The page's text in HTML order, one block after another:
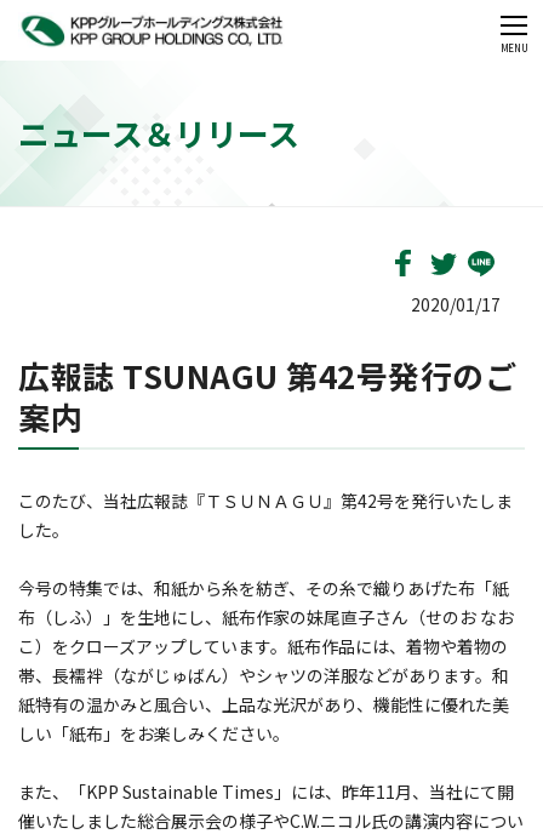
CLOSE
MENU
ニュース＆リリース
2020/01/17
広報誌 TSUNAGU 第42号発行のご
案内
このたび、当社広報誌『ＴＳＵＮＡＧＵ』第42号を発行いたしま
した。
今号の特集では、和紙から糸を紡ぎ、その糸で織りあげた布「紙
布（しふ）」を生地にし、紙布作家の妹尾直子さん（せのお なお
こ）をクローズアップしています。紙布作品には、着物や着物の
帯、長襦袢（ながじゅばん）やシャツの洋服などがあります。和
紙特有の温かみと風合い、上品な光沢があり、機能性に優れた美
しい「紙布」をお楽しみください。
また、「KPP Sustainable Times」には、昨年11月、当社にて開
催いたしました総合展示会の様子やC.W.ニコル氏の講演内容につい